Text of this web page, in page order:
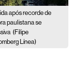
após recorde de
paulistana se
(Filipe
Línea)